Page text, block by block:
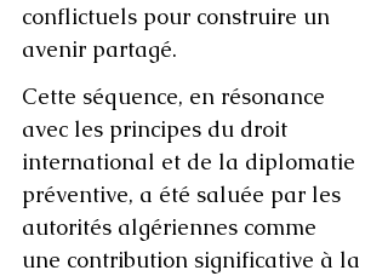
conflictuels pour construire un
avenir partagé.
Cette séquence, en résonance
avec les principes du droit
international et de la diplomatie
préventive, a été saluée par les
autorités algériennes comme
une contribution significative à la